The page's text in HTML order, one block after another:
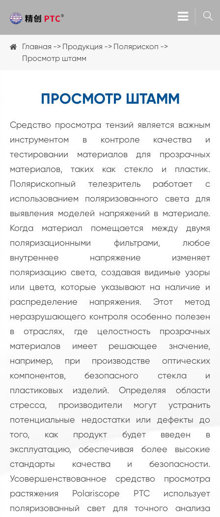

Главная Продукция
Полярископ
Просмотр штамм
ПРОСМОТР ШТАММ
Средство просмотра тензий является важным
инструментом в контроле качества и
тестировании материалов для прозрачных
материалов, таких как стекло и пластик.
Полярископный телезритель работает с
использованием поляризованного света для
выявления моделей напряжений в материале.
Когда материал помещается между двумя
поляризационными фильтрами, любое
внутреннее напряжение изменяет
поляризацию света, создавая видимые узоры
или цвета, которые указывают на наличие и
распределение напряжения. Этот метод
неразрушающего контроля особенно полезен
в отраслях, где целостность прозрачных
материалов имеет решающее значение,
например, при производстве оптических
компонентов, безопасного стекла и
пластиковых изделий. Определяя области
стресса, производители могут устранить
потенциальные недостатки или дефекты до
того, как продукт будет введен в
эксплуатацию, обеспечивая более высокие
стандарты качества и безопасности.
Усовершенствованное средство просмотра
растяжения Polariscope PTC использует
поляризованный свет для точного анализа